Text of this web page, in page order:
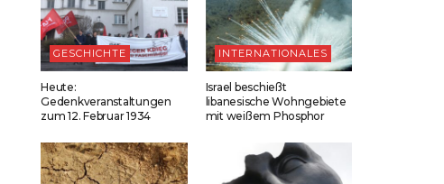
GESCHICHTE
Heute:
Gedenkveranstaltungen
zum 12. Februar 1934
INTERNATIONALES
Israel beschießt
libanesische Wohngebiete
mit weißem Phosphor